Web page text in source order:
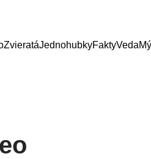
ZvieratáJednohubkyFaktyVeda